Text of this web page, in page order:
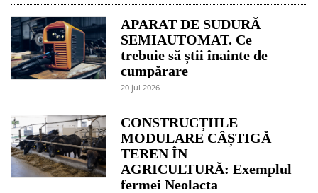
APARAT DE SUDURĂ
SEMIAUTOMAT. Ce
trebuie să știi înainte de
cumpărare
20 jul 2026
CONSTRUCȚIILE
MODULARE CÂȘTIGĂ
TEREN ÎN
AGRICULTURĂ: Exemplul
fermei Neolacta